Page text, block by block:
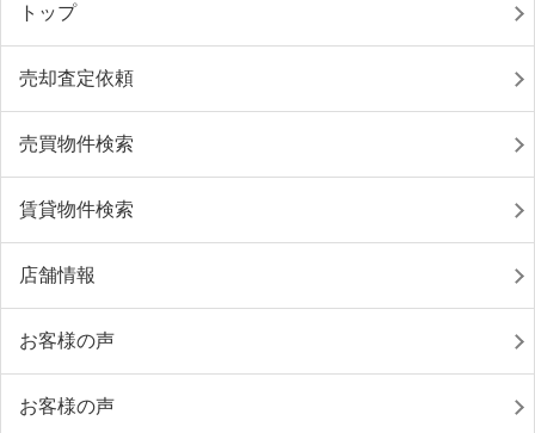
トップ
売却査定依頼
売買物件検索
賃貸物件検索
店舗情報
お客様の声
お客様の声